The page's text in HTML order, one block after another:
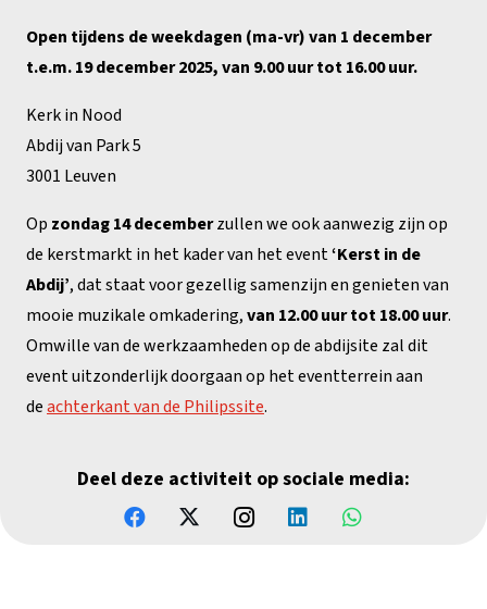
Open tijdens de weekdagen (ma-vr) van 1 december
t.e.m. 19 december 2025, van 9.00 uur tot 16.00 uur.
Kerk in Nood
Abdij van Park 5
3001 Leuven
Op zondag 14 decemberzullen we ook aanwezig zijn op
de kerstmarkt in het kader van het event‘Kerst in de
Abdij’, dat staat voor gezellig samenzijn en genieten van
mooie muzikale omkadering,van 12.00 uur tot 18.00 uur.
Omwille van de werkzaamheden op de abdijsite zal dit
event uitzonderlijk doorgaan op het eventterrein aan
deachterkant van de Philipssite.
Deel deze activiteit op sociale media: